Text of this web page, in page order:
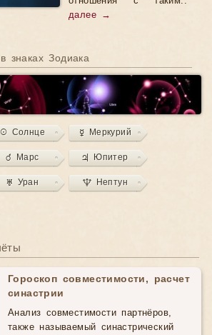
далее →
знаках Зодиака
☉ Солнце ☿ Меркурий
♂ Марс ♃ Юпитер
♅ Уран ♆ Нептун
Гороскоп совместимости, расчет
синастрии
Анализ совместимости партнёров,
также называемый синастрический